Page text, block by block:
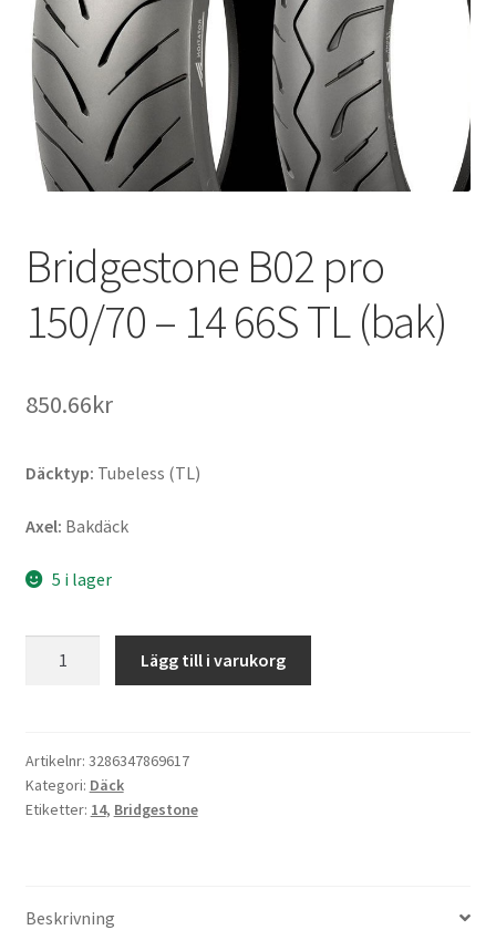
Bridgestone B02 pro
150/70 – 14 66S TL (bak)
850.66kr
Däcktyp: Tubeless (TL)
Axel: Bakdäck
5 i lager
-
14
66S
Lägg till i varukorg
Artikelnr: 3286347869617
Kategori: Däck
Etiketter: 14, Bridgestone
Beskrivning